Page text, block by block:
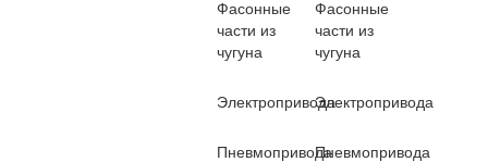
Фасонные
части из
чугуна
Электропривода
Пневмопривода
Фасонные
части из
чугуна
Электропривода
Пневмопривода